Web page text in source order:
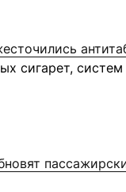
сигарет,